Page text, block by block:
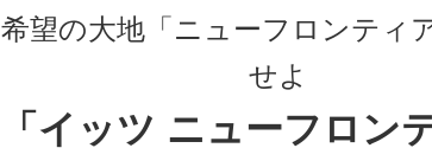
希望の大地「ニューフロンティ
せよ
「イッツ ニューフロン